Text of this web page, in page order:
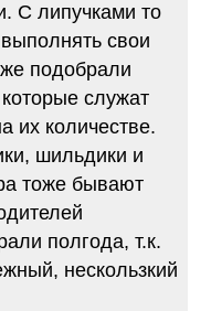
С липучками то
свои
подобрали
служат
их количестве.
шильдики и
тоже бывают
полгода, т.к.
нескользкий